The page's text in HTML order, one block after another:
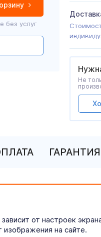
без услуг
Не
ГАРАНТИЯ
от настроек
изображения на сайте.